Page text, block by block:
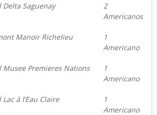
Delta Saguenay
2
Americanos
Manoir Richelieu
1
Americano
Musee Premieres Nations
1
Americano
Lac à l’Eau Claire
1
Americano